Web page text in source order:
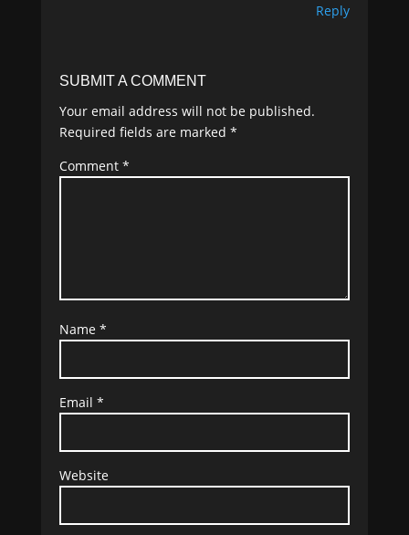
Reply
SUBMIT A COMMENT
Your email address will not be published.
Required fields are marked *
Comment *
Name *
Email *
Website